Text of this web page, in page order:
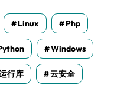
Linux Php
Windows
行库 云安全